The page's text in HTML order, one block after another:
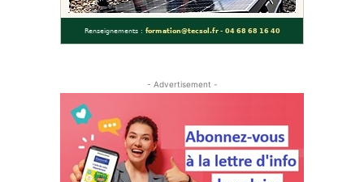
- Advertisement -